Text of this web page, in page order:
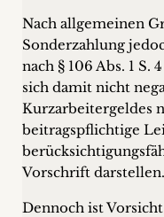
Nach allgemeinen
Sonderzahlung
nach § 106 Abs. 1
sich damit nicht
Kurzarbeitergeldes
beitragspflichtige
Vorschrift darstellen.
Dennoch ist